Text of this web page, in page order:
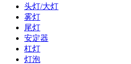
头灯/大灯
雾灯
尾灯
安定器
杠灯
灯泡